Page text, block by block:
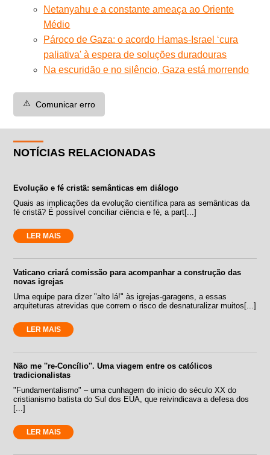
Netanyahu e a constante ameaça ao Oriente
Médio
Pároco de Gaza: o acordo Hamas-Israel ‘cura
paliativa' à espera de soluções duradouras
Na escuridão e no silêncio, Gaza está morrendo
⚠️ Comunicar erro
NOTÍCIAS RELACIONADAS
Evolução e fé cristã: semânticas em diálogo
Quais as implicações da evolução científica para as semânticas da
fé cristã? É possível conciliar ciência e fé, a part[...]
LER MAIS
Vaticano criará comissão para acompanhar a construção das
novas igrejas
Uma equipe para dizer "alto lá!" às igrejas-garagens, a essas
arquiteturas atrevidas que correm o risco de desnaturalizar muitos[...]
LER MAIS
Não me ''re-Concílio''. Uma viagem entre os católicos
tradicionalistas
"Fundamentalismo" – uma cunhagem do início do século XX do
cristianismo batista do Sul dos EUA, que reivindicava a defesa dos
[...]
LER MAIS